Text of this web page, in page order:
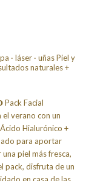
· láser · uñasPiel y
naturales +